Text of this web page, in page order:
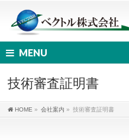
MENU
技術審査証明書
HOME » 会社案内 » 技術審査証明書